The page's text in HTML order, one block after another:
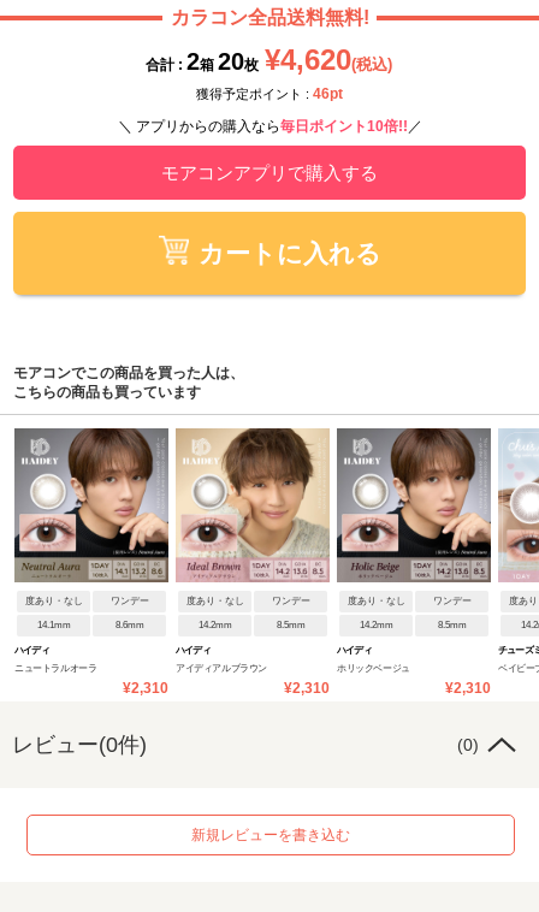
カラコン全品送料無料!
合計 : 2箱 20枚 ¥4,620(税込)
獲得予定ポイント : 46pt
＼ アプリからの購入なら毎日ポイント10倍!! ／
モアコンアプリで購入する
カートに入れる
モアコンでこの商品を買った人は、
こちらの商品も買っています
度あり・なし ワンデー
14.1mm 8.6mm
ハイディ
ニュートラルオーラ
¥2,310
度あり・なし ワンデー
14.2mm 8.5mm
ハイディ
アイディアルブラウン
¥2,310
度あり・なし ワンデー
14.2mm 8.5mm
ハイディ
ホリックベージュ
¥2,310
度あ
チューズ
ベイビー
レビュー(0件) (0)
新規レビューを書き込む